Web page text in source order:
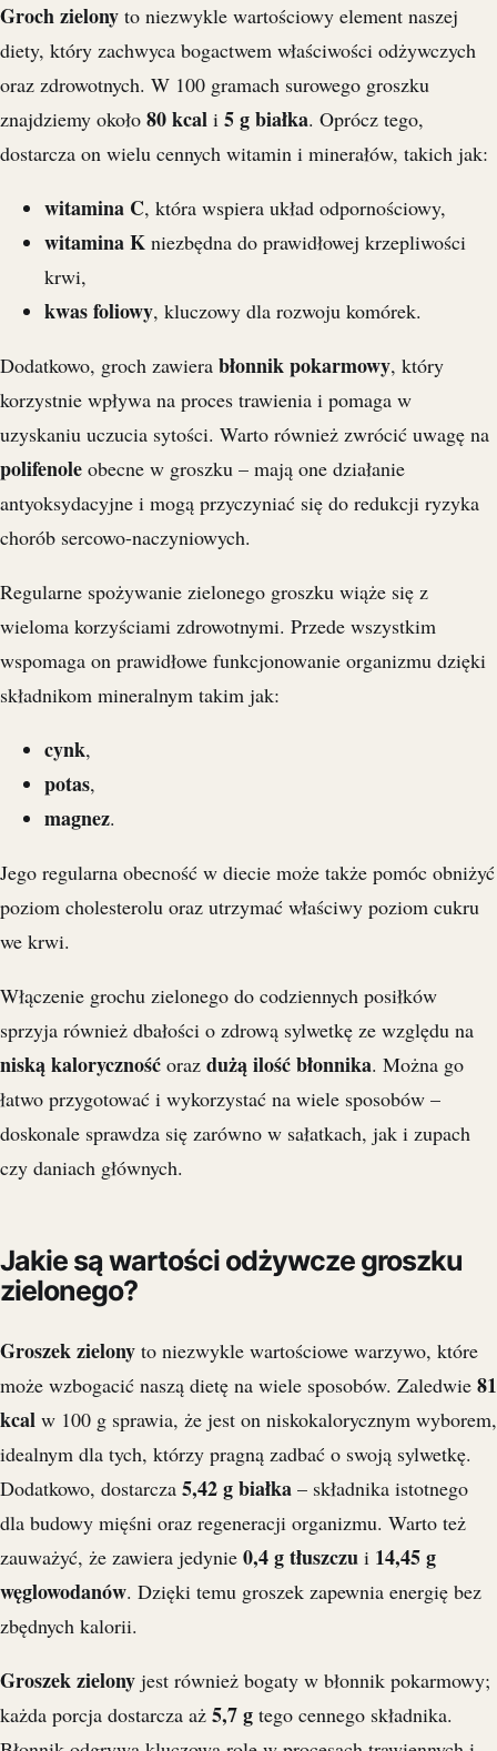
Groch zielony to niezwykle wartościowy element naszej
diety, który zachwyca bogactwem właściwości odżywczych
oraz zdrowotnych. W 100 gramach surowego groszku
znajdziemy około 80 kcal i 5 g białka. Oprócz tego,
dostarcza on wielu cennych witamin i minerałów, takich jak:
witamina C, która wspiera układ odpornościowy,
witamina K niezbędna do prawidłowej krzepliwości
krwi,
kwas foliowy, kluczowy dla rozwoju komórek.
Dodatkowo, groch zawiera błonnik pokarmowy, który
korzystnie wpływa na proces trawienia i pomaga w
uzyskaniu uczucia sytości. Warto również zwrócić uwagę na
polifenole obecne w groszku – mają one działanie
antyoksydacyjne i mogą przyczyniać się do redukcji ryzyka
chorób sercowo-naczyniowych.
Regularne spożywanie zielonego groszku wiąże się z
wieloma korzyściami zdrowotnymi. Przede wszystkim
wspomaga on prawidłowe funkcjonowanie organizmu dzięki
składnikom mineralnym takim jak:
cynk,
potas,
magnez.
Jego regularna obecność w diecie może także pomóc obniżyć
poziom cholesterolu oraz utrzymać właściwy poziom cukru
we krwi.
Włączenie grochu zielonego do codziennych posiłków
sprzyja również dbałości o zdrową sylwetkę ze względu na
niską kaloryczność oraz dużą ilość błonnika. Można go
łatwo przygotować i wykorzystać na wiele sposobów –
doskonale sprawdza się zarówno w sałatkach, jak i zupach
czy daniach głównych.
Jakie są wartości odżywcze groszku
zielonego?
Groszek zielony to niezwykle wartościowe warzywo, które
może wzbogacić naszą dietę na wiele sposobów. Zaledwie 81
kcal w 100 g sprawia, że jest on niskokalorycznym wyborem,
idealnym dla tych, którzy pragną zadbać o swoją sylwetkę.
Dodatkowo, dostarcza 5,42 g białka – składnika istotnego
dla budowy mięśni oraz regeneracji organizmu. Warto też
zauważyć, że zawiera jedynie 0,4 g tłuszczu i 14,45 g
węglowodanów. Dzięki temu groszek zapewnia energię bez
zbędnych kalorii.
Groszek zielony jest również bogaty w błonnik pokarmowy;
każda porcja dostarcza aż 5,7 g tego cennego składnika.